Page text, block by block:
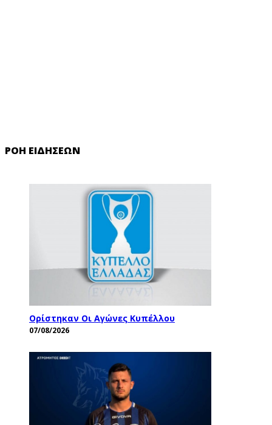
ΡΟΉ ΕΙΔΉΣΕΩΝ
Ορίστηκαν Οι Αγώνες Κυπέλλου
07/08/2026